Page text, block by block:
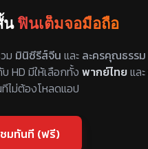
น ฟินเต็มจอมือถือ
ม มินิซีรีส์จีน และ ละครคุณธรรม
HD มีให้เลือกทั้ง พากย์ไทยและ
ไม่ต้องโหลดแอป
ชมทันที (ฟรี)